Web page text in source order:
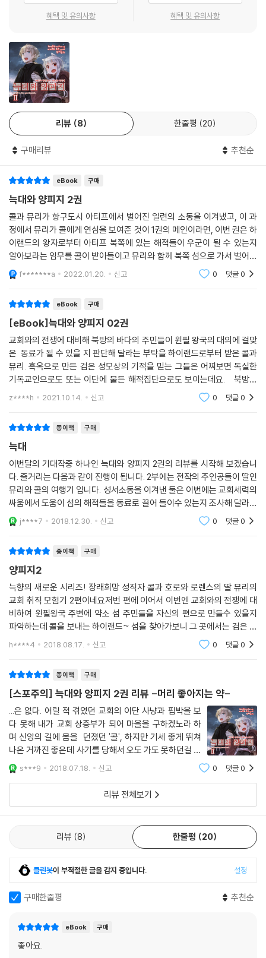
혜택 및 유의사항 혜택 및 유의사항
리뷰 8 한줄평 20
구매리뷰 추천순
eBook 구매
늑대와 양피지 2권
콜과 뮤리가 항구도시 아티프에서 벌어진 일련의 소동을 이겨냈고, 이 과
정에서 뮤리가 콜에게 연심을 보여준 것이 1권의 메인이라면, 이번 권은 하
이랜드의 왕자로부터 아티프 북쪽에 있는 해적들이 우군이 될 수 있는지
알아보라는 임무를 콜이 받아들이고 뮤리와 함께 북쪽 섬으로 가서 벌어지
는 일련의 사건 위주로 진행이 된다. 특히 작중 중후반에 나오는 상황이 상
당히 의미심장했
f*******a 2022.01.20. 신고 0 댓글0
eBook 구매
[eBook]늑대와 양피지 02권
교회와의 전쟁에 대비해 북방의 바다의 주민들이 윈필 왕국의 대의에 걸맞
은 동료가 될 수 있을 지 판단해 달라는 부탁을 하이랜드로부터 받은 콜과
뮤리. 흑옥으로 만든 검은 성모상의 기적을 믿는 그들은 어찌보면 독실한
기독교인으로도 또는 이단에 물든 해적집단으로도 보이는데요. 북방의
주민들이 사는 혹한의 추위의 척박한 캐손섬에는 술통에 빠져 살고있는
z****h 2021.10.14. 신고 0 댓글0
종이책 구매
늑대
이번달의 기대작중 하나인 늑대와 양피지 2권의 리뷰를 시작해 보겠습니
다. 줄거리는 다음과 같이 진행이 됩니다. 2부에는 전작의 주인공들이 딸인
뮤리와 콜의 여행기 입니다. 성서소동을 이겨낸 둘은 이번에는 교회세력의
싸움에서 도움이 섬의 해적들을 동료로 끌어 들이수 있는지 조사해 달라고
하는데.. 재미있으니 꼭 구입해서 보시기를 권장합니다. ...
j****7 2018.12.30. 신고 0 댓글0
종이책 구매
양피지2
늑향의 새로운 시리즈! 장래희망 성직자 콜과 호로와 로렌스의 딸 뮤리의
교회 취직 모험기 2편이네요저번 편에 이어서 이번엔 교회와의 전쟁에 대
비하여 윈필왕국 주변에 약소 섬 주민들을 자신의 편으로 만들수 있을지
파악하는데 콜을 보내는 하이랜드~ 섬을 찾아가보니 그 곳에서는 검은 성
모님이라는 것을 믿고 있었는데요 그 검은 성모님에 대해 얽힌 전설들과
h****4 2018.08.17. 신고 0 댓글0
종이책 구매
[스포주의] 늑대와 양피지 2권 리뷰 -머리 좋아지는 약-
...은 없다. 어릴 적 겪였던 교회의 이단 사냥과 핍박을 보
다 못해 내가 교회 상층부가 되어 마을을 구하겠노라 하
며 신앙의 길에 몸을 던졌던 '콜', 하지만 기세 좋게 뛰쳐
나온 거까진 좋은데 사기를 당해서 오도 가도 못하던걸 로
렌스와 호로에게 주워지게 되고 그들과 여행하며 많은 것
을 보고 느끼며 성장하였습니다. 지금은 20대 청년으로
s***9 2018.07.18. 신고 0 댓글0
리뷰 전체보기
리뷰 8 한줄평 20
클린봇이 부적절한 글을 감지 중입니다. 설정
구매한줄평 추천순
eBook 구매
좋아요.